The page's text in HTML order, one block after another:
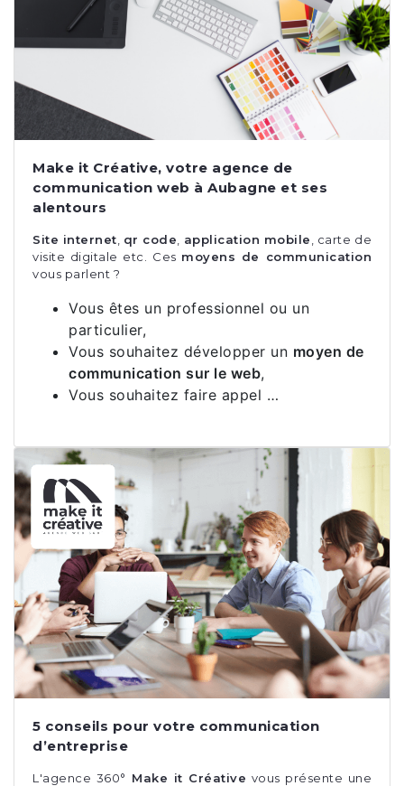
Make it Créative, votre agence de
communication web à Aubagne et ses
alentours
Site internet qr code application mobile
, carte de
visite digitale etc. Ces moyens de communication
vous parlent ?
Vous êtes un professionnel ou un
particulier,
Vous souhaitez développer un moyen de
communication sur le web,
Vous souhaitez faire appel …
5 conseils pour votre communication
d’entreprise
L'agence 360° Make it Créative vous présente une